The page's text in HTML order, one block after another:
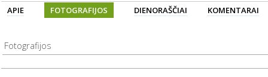
APIE FOTOGRAFIJOS DIENORAŠČIAI KOMENTARAI
Fotografijos